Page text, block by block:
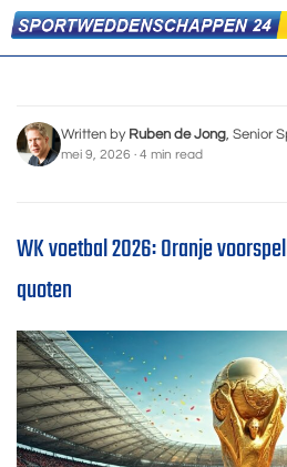
Written by Ruben de Jong, Senior
mei 9, 2026 · 4 min read
WK voetbal 2026: Oranje
quoten